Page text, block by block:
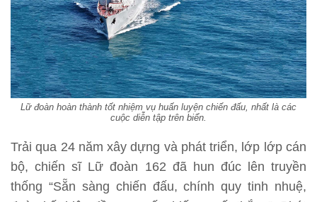
Lữ đoàn hoàn thành tốt nhiệm vụ huấn luyện chiến đấu, nhất là các
cuộc diễn tập trên biển.
Trải qua 24 năm xây dựng và phát triển, lớp lớp cán
bộ, chiến sĩ Lữ đoàn 162 đã hun đúc lên truyền
thống “Sẵn sàng chiến đấu, chính quy tinh nhuệ,